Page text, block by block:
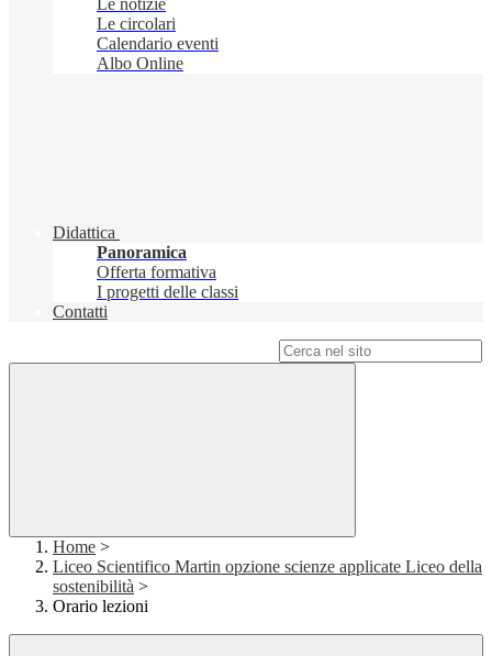
Le notizie
Le circolari
Calendario eventi
Albo Online
Didattica
Panoramica
Offerta formativa
I progetti delle classi
Contatti
Home >
Liceo Scientifico Martin opzione scienze applicate Liceo della
sostenibilità >
Orario lezioni